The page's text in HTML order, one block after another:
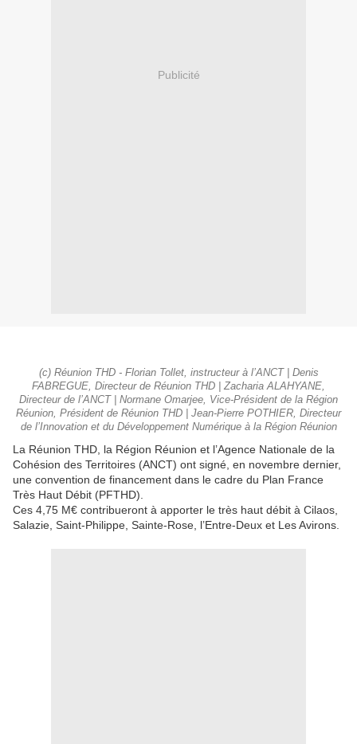
Publicité
(c) Réunion THD - Florian Tollet, instructeur à l’ANCT | Denis
FABREGUE, Directeur de Réunion THD | Zacharia ALAHYANE,
Directeur de l’ANCT | Normane Omarjee, Vice-Président de la Région
Réunion, Président de Réunion THD | Jean-Pierre POTHIER, Directeur
de l’Innovation et du Développement Numérique à la Région Réunion
La Réunion THD, la Région Réunion et l’Agence Nationale de la
Cohésion des Territoires (ANCT) ont signé, en novembre dernier,
une convention de financement dans le cadre du Plan France
Très Haut Débit (PFTHD).
Ces 4,75 M€ contribueront à apporter le très haut débit à Cilaos,
Salazie, Saint-Philippe, Sainte-Rose, l’Entre-Deux et Les Avirons.